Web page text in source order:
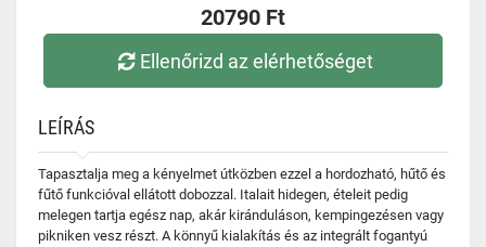
20790 Ft
Ellenőrizd az elérhetőséget
LEÍRÁS
Tapasztalja meg a kényelmet útközben ezzel a hordozható, hűtő és
fűtő funkcióval ellátott dobozzal. Italait hidegen, ételeit pedig
melegen tartja egész nap, akár kiránduláson, kempingezésen vagy
pikniken vesz részt. A könnyű kialakítás és az integrált fogantyú